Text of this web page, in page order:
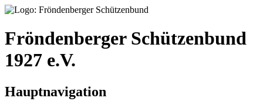
Fröndenberger Schützenbund
1927 e.V.
Hauptnavigation